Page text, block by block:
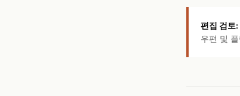
편집 검토:
우편 및